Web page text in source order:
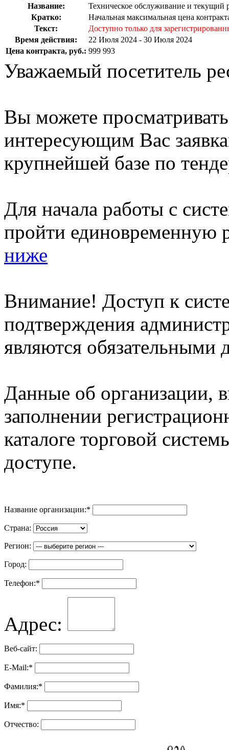
Название:
Техническое обслуживание и текущий
Кратко:
Начальная максимальная цена
Текст:
Доступно только для
Время действия:
22 Июля 2024 - 30 Июля 2024
Цена контракта, руб.: 999 993
Уважаемый посетитель
Вы можете
интересующим Вас
крупнейшей базе по
Для начала работы с
пройти единовременную
ниже
Внимание! Доступ к
подтверждения
являются обязательными
Данные об организации,
заполнении
каталоге торговой
доступе.
Название организации:*
Страна:
Регион:
Город:
Телефон:*
Адрес:
Веб-сайт:
E-Mail:*
Фамилия:*
Имя:*
Отчество: